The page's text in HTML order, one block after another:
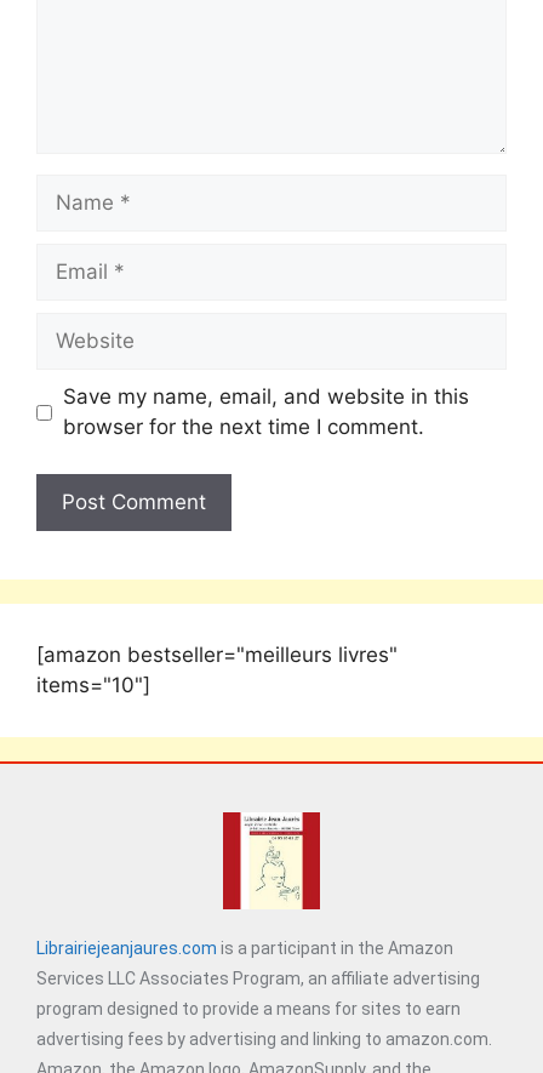
Save my name, email, and website in this
browser for the next time I comment.
[amazon bestseller="meilleurs livres"
items="10"]
Librairiejeanjaures.com is a participant in the Amazon
Services LLC Associates Program, an affiliate advertising
program designed to provide a means for sites to earn
advertising fees by advertising and linking to amazon.com.
Amazon, the Amazon logo, AmazonSupply, and the